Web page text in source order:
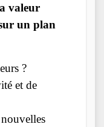
valeur
un plan
?
et de